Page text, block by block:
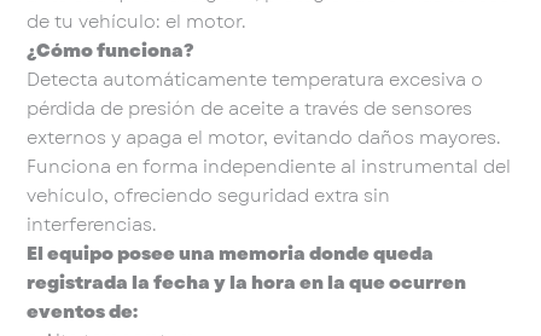
de tu vehículo: el motor.
¿Cómo funciona?
Detecta automáticamente temperatura excesiva o
pérdida de presión de aceite a través de sensores
externos y apaga el motor, evitando daños mayores.
Funciona en forma independiente al instrumental del
vehículo, ofreciendo seguridad extra sin
interferencias.
El equipo posee una memoria donde queda
registrada la fecha y la hora en la que ocurren
eventos de: